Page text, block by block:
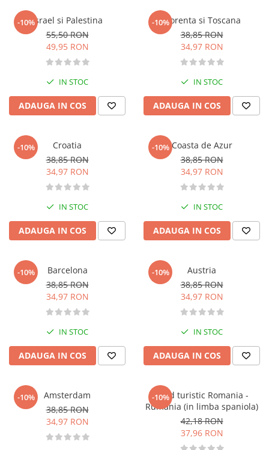
Benzi desenate
Carte prescolara
Carti de colorat
Carti pentru copii
Literatura si fictiune
Povesti pentru copii
Dictionare si enciclopedii
Atlase, dictionare si enciclopedii
Dictionare tematice
Enciclopedii
Diete si fitness
Diete si alimentatie sanatoasa
Fitness si frumusete
Feng Shui
Medicina alternativa
Sa nu razi :((
Legislatie
Fictiune
Actiune si Aventura
Actiune,aventura
-10%Israel si Palestina
55,50 RON
49,95 RON
IN STOC
ADAUGA IN COS
-10%Florenta si Toscana
38,85 RON
34,97 RON
IN STOC
ADAUGA IN COS
-10%
Croatia
38,85 RON
34,97 RON
IN STOC
ADAUGA IN COS
-10% Coasta de Azur
38,85 RON
34,97 RON
IN STOC
ADAUGA IN COS
-10%
Barcelona
38,85 RON
34,97 RON
IN STOC
ADAUGA IN COS
-10%
Austria
38,85 RON
34,97 RON
IN STOC
ADAUGA IN COS
-10%
Amsterdam
38,85 RON
34,97 RON
-10%
Ghid turistic Romania -
Rumania (in limba spaniola)
42,18 RON
37,96 RON